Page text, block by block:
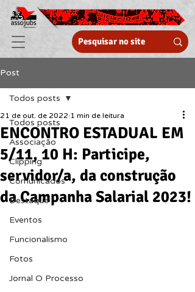
Post
Todos posts
Associação
Clipping
Comunicados
Destaque
Eventos
Funcionalismo
Fotos
Jornal O Processo
Todos posts
ENCONTRO ESTADUAL EM
5/11, 10 H: Participe,
servidor/a, da construção
da Campanha Salarial 2023!
21 de out. de 2022 1 min de leitura